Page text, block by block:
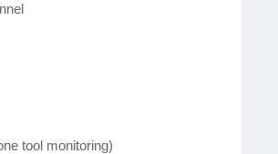
tool monitoring)